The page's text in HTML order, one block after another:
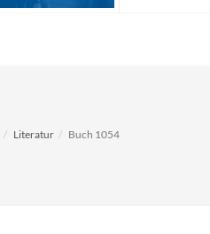
Literatur Buch 1054